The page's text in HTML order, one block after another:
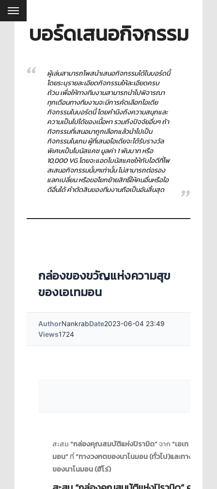
บอร์ดเสนอกิจกรรม
ผู้เล่นสามารถโพสนำเสนอกิจกรรมได้ในบอร์ดนี้
โดยระบุรายละเอียดกิจกรรมให้ละเอียดครบ
ถ้วน เพื่อให้ทางทีมงานสามารถนำไปพิจารณา
ทุกเดือนทางทีมงานจะมีการคัดเลือกไอเดีย
กิจกรรมในบอร์ดนี้ โดยคำนึงถึงความสนุกและ
ความเป็นไปได้ของเนื้อหา รวมถึงปัจจัยอื่นๆ ถ้า
กิจกรรมที่เสนอมาถูกเลือกแล้วนำไปเป็น
กิจกรรมในเกม ผู้ที่เสนอไอเดียจะได้รับรางวัล
พิเศษเป็นโบนัสแคช มูลค่า 1 พันบาท หรือ
10,000 VG โดยจะแอดโบนัสแคชให้กับไอดีที่โพ
สเสนอกิจกรรมนั้นๆเท่านั้น ไม่สามารถต่อรอง
แลกเปลี่ยน หรือขอโยกย้ายสิทธิ์ให้คนอื่นหรือไอ
ดีอื่นได้ คำตัดสินของทีมงานถือเป็นอันสิ้นสุด
กล่องของขวัญแห่งความสุข
ของเอเทมอน
AuthorNankrabDate2023-06-04 23:49
Views1724
สะสม“กล่องคุณสมบัติแห่งปิรามิด”จาก“เอเท
มอน”ที่“ทางวงกตของนาโนมอน (ทั่วไป)และทางวงกต
ของนาโนมอน (ฮีโร่)